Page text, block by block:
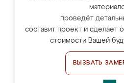
проведёт
составит проект и сделает
стоимости Вашей
ВЫЗВАТЬ